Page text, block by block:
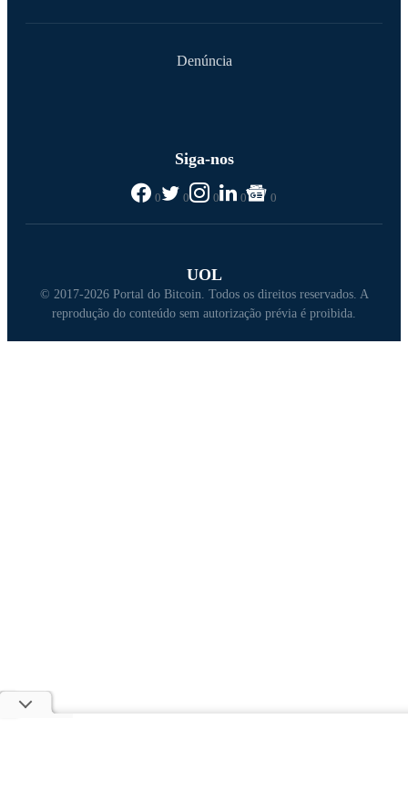
Denúncia
Siga-nos
0 0 0 0 0
UOL
© 2017-2026 Portal do Bitcoin. Todos os direitos reservados. A
reprodução do conteúdo sem autorização prévia é proibida.